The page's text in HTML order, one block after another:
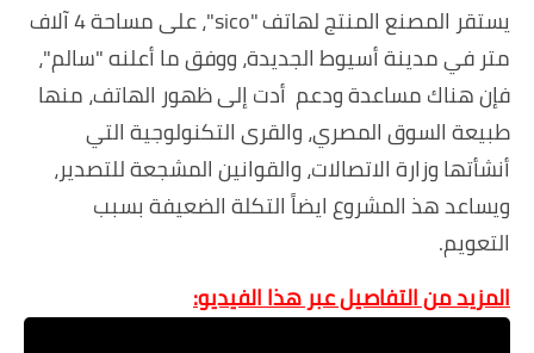
يستقر المصنع المنتج لهاتف "sico"، على مساحة 4 آلاف
متر في مدينة أسيوط الجديدة، ووفق ما أعلنه "سالم"،
فإن هناك مساعدة ودعم أدت إلى ظهور الهاتف، منها
طبيعة السوق المصري، والقرى التكنولوجية التي
أنشأتها وزارة الاتصالات، والقوانين المشجعة للتصدير،
ويساعد هذ المشروع ايضاً التكلة الضعيفة بسبب
التعويم.
المزيد من التفاصيل عبر هذا الفيديو: